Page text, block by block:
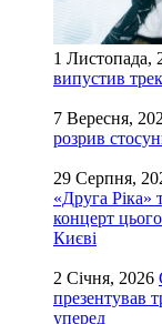
1 Листопада,
випустив
7 Вересня,
розрив
29 Серпня,
«Друга Ріка»
концерт
Києві
2 Січня, 2026
презентував
уперед